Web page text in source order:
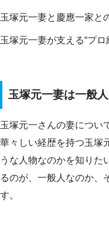
玉塚元一妻と慶應一家と
玉塚元一妻が支える“プ
玉塚元一妻は一般
玉塚元一さんの妻につい
華々しい経歴を持つ玉塚
うな人物なのかを知りた
るのが、一般人なのか、
す。